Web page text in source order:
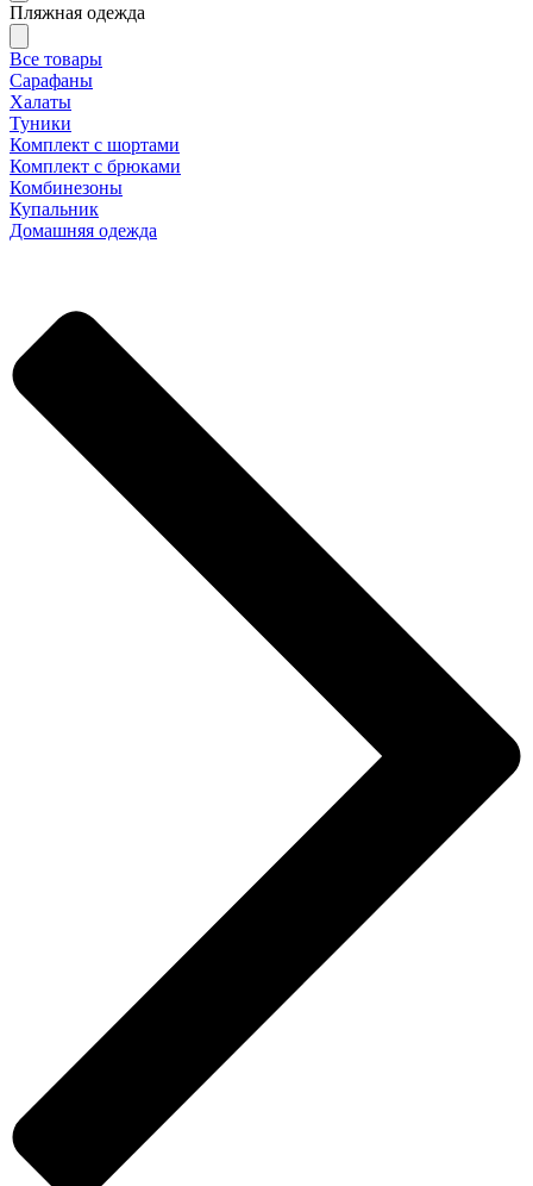
Пляжная одежда
Все товары
Сарафаны
Халаты
Туники
Комплект с шортами
Комплект с брюками
Комбинезоны
Купальник
Домашняя одежда